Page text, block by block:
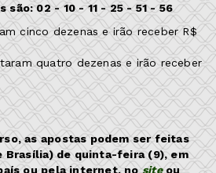
são: 02 - 10 - 11 - 25 - 51 - 56
cinco dezenas e irão receber R$
quatro dezenas e irão receber
as apostas podem ser feitas
Brasília) de quinta-feira (9), em
ou pela internet, nositeou